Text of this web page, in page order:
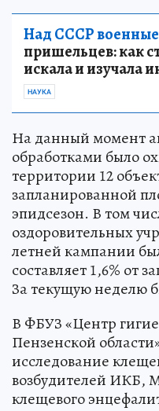
Над СССР военные
пришельцев: как
искала и изучала
НАУКА
На данный момент
обработками было
территории 12
запланированной
эпидсезон. В том
оздоровительных
летней кампании
составляет 1,6% от
За текущую неделю
В ФБУЗ «Центр
Пензенской
исследование
возбудителей ИКБ,
клещевого